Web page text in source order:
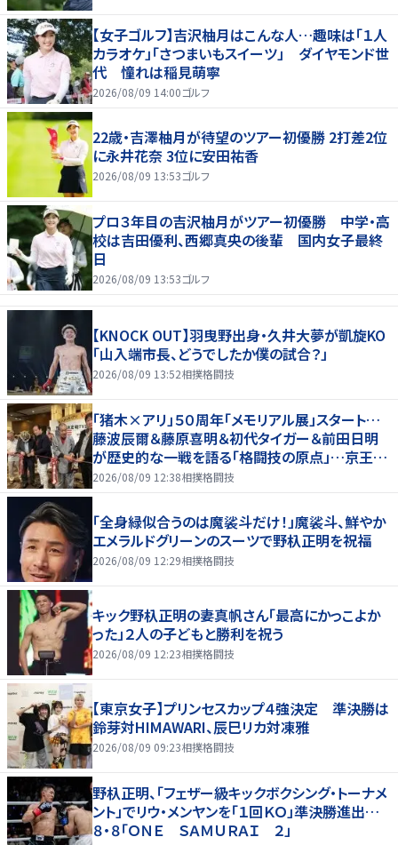
【女子ゴルフ】吉沢柚月はこんな人…趣味は「１人
カラオケ」「さつまいもスイーツ」 ダイヤモンド世
代 憧れは稲見萌寧
2026/08/09 14:00ゴルフ
22歳・吉澤柚月が待望のツアー初優勝 2打差2位
に永井花奈 3位に安田祐香
2026/08/09 13:53ゴルフ
プロ３年目の吉沢柚月がツアー初優勝 中学・高
校は吉田優利、西郷真央の後輩 国内女子最終
日
2026/08/09 13:53ゴルフ
【KNOCK OUT】羽曳野出身・久井大夢が凱旋KO
「山入端市長、どうでしたか僕の試合？」
2026/08/09 13:52相撲格闘技
「猪木×アリ」５０周年「メモリアル展」スタート…
藤波辰爾＆藤原喜明＆初代タイガー＆前田日明
が歴史的な一戦を語る「格闘技の原点」…京王プ
ラザホテルで３１日まで
2026/08/09 12:38相撲格闘技
「全身緑似合うのは魔裟斗だけ！」魔裟斗、鮮やか
エメラルドグリーンのスーツで野杁正明を祝福
2026/08/09 12:29相撲格闘技
キック野杁正明の妻真帆さん「最高にかっこよか
った」２人の子どもと勝利を祝う
2026/08/09 12:23相撲格闘技
【東京女子】プリンセスカップ４強決定 準決勝は
鈴芽対HIMAWARI、辰巳リカ対凍雅
2026/08/09 09:23相撲格闘技
野杁正明、「フェザー級キックボクシング・トーナメ
ント」でリウ・メンヤンを「１回ＫＯ」準決勝進出…
８・８「ＯＮＥ ＳＡＭＵＲＡＩ ２」